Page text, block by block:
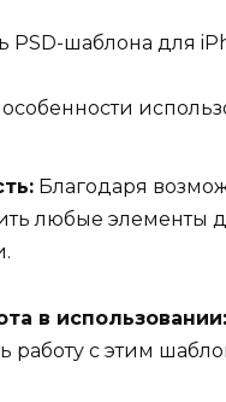
Благодаря
любые элементы
в использовании:
работу с этим